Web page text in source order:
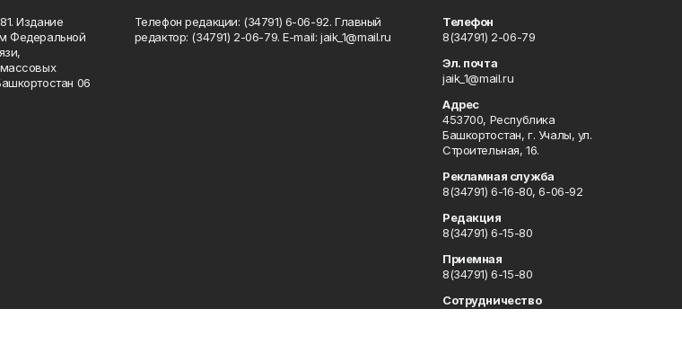
Издание
Федеральной
06
Телефон редакции: (34791) 6-06-92. Главный
редактор: (34791) 2-06-79. Е-mаil: jaik_1@mail.ru
Телефон
8(34791) 2-06-79
Эл. почта
jaik_1@mail.ru
Адрес
453700, Республика
Башкортостан, г. Учалы, ул.
Строительная, 16.
Рекламная служба
8(34791) 6-16-80, 6-06-92
Редакция
8(34791) 6-15-80
Приемная
8(34791) 6-15-80
Сотрудничество